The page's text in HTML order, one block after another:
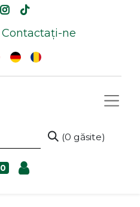
Contactați-ne
(0 găsite)
0